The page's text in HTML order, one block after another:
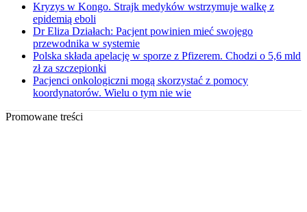
Kryzys w Kongo. Strajk medyków wstrzymuje walkę z
epidemią eboli
Dr Eliza Działach: Pacjent powinien mieć swojego
przewodnika w systemie
Polska składa apelację w sporze z Pfizerem. Chodzi o 5,6 mld
zł za szczepionki
Pacjenci onkologiczni mogą skorzystać z pomocy
koordynatorów. Wielu o tym nie wie
Promowane treści